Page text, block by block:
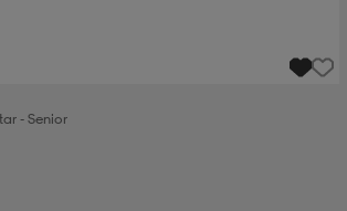
- Senior